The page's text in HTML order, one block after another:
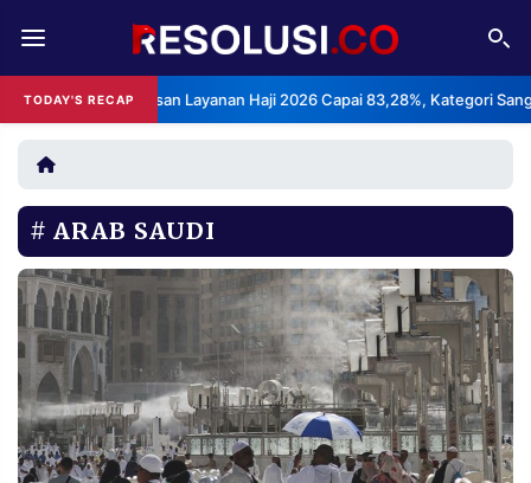
TODAY'S RECAP
Kepuasan Layanan Haji 2026 Capai 83,28%, Kategori Sangat
REDAKSI TENTANG
RESOLUSI IKLAN
RUBRIKASI
EDITORIAL AKSARA
FINANSIA PERSONA
DAERAH NASIONAL
MANCA SPORT
ARAB SAUDI